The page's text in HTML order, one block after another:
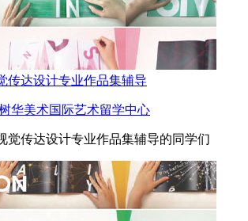
传达设计专业作品集辅导
华美术国际艺术留学中心
觉传达设计专业作品集辅导的同学们